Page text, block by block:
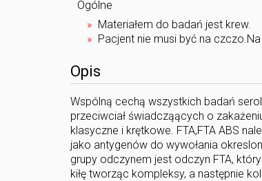
Ogólne
Materiałem do badań jest krew.
Pacjent nie musi być na
Opis
Wspólną cechą wszystkich badań
przeciwciał świadcząących o
klasyczne i krętkowe. FTA,FTA ABS
jako antygenów do wywołania
grupy odczynem jest odczyn FTA,
kiłę tworząc kompleksy, a następnie